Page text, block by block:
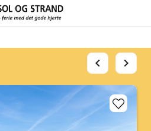
chevron_left chevron_right